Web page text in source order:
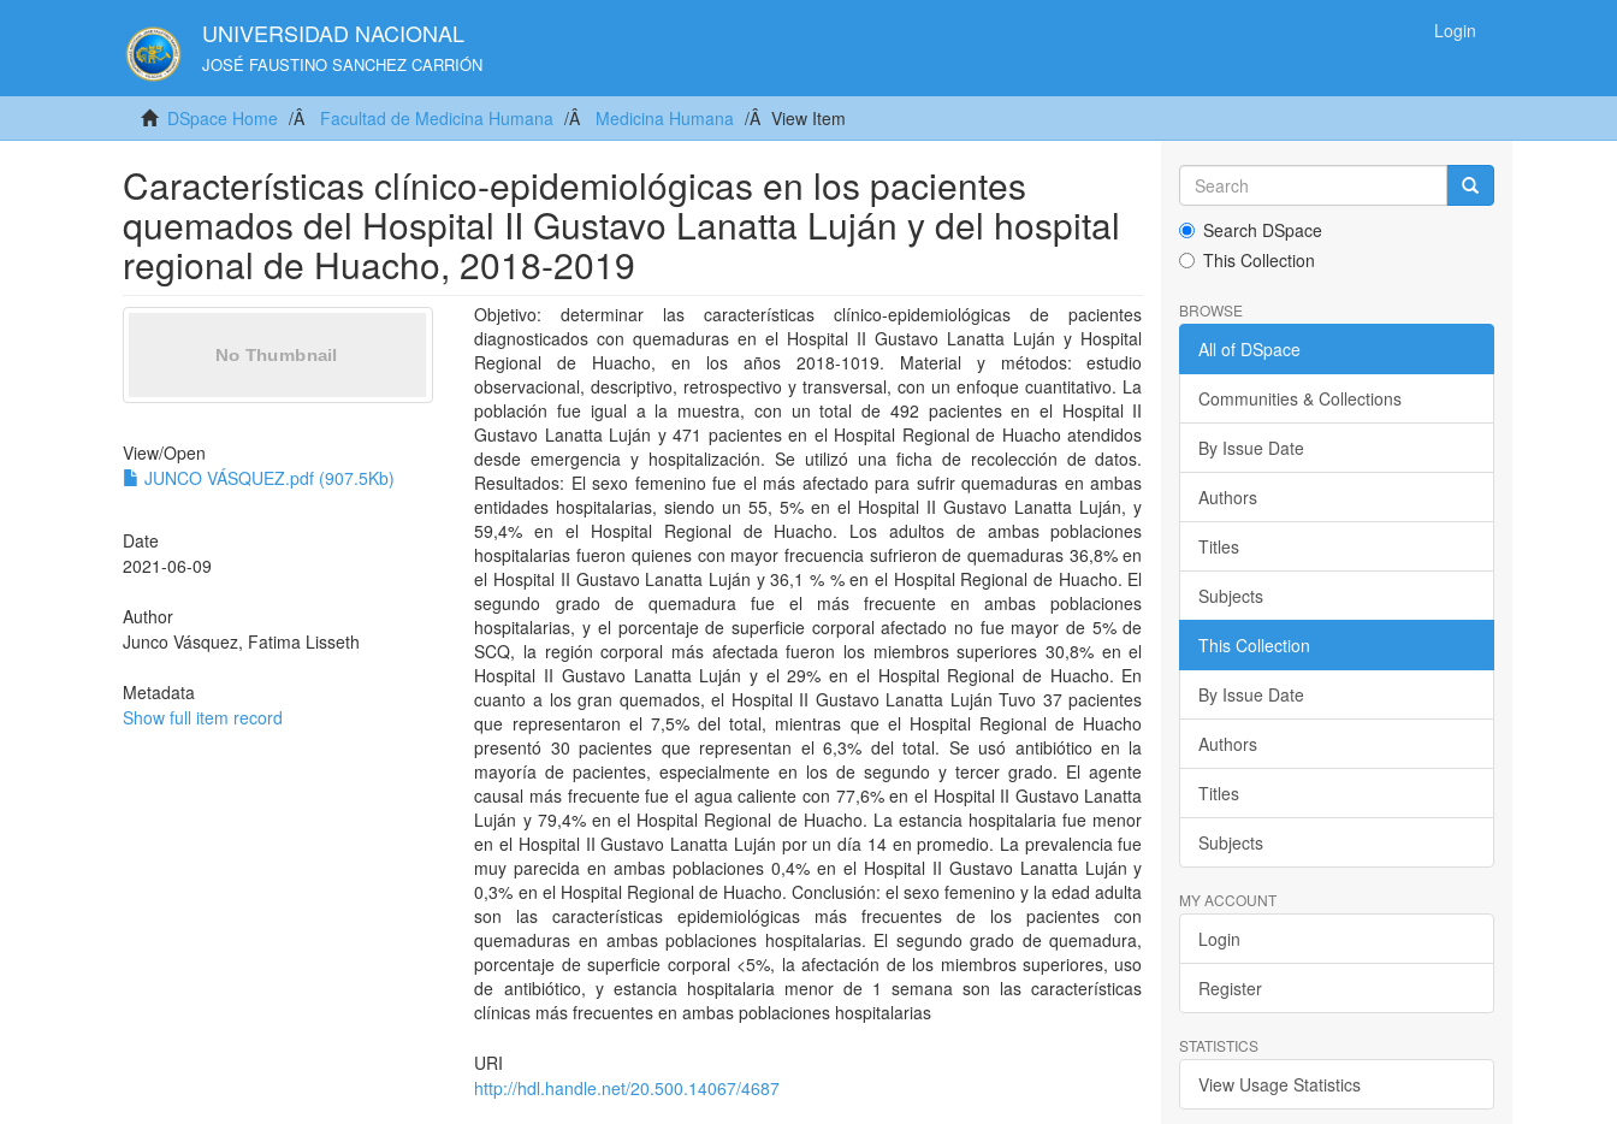
UNIVERSIDAD NACIONAL
JOSÉ FAUSTINO SANCHEZ CARRIÓN
Login
DSpace Home Facultad de Medicina Humana Medicina Humana View Item
Características clínico-epidemiológicas en los pacientes
quemados del Hospital II Gustavo Lanatta Luján y del hospital
regional de Huacho, 2018-2019
View/Open
JUNCO VÁSQUEZ.pdf (907.5Kb)
Date
2021-06-09
Author
Junco Vásquez, Fatima Lisseth
Metadata
Show full item record
Objetivo: determinar las características clínico-epidemiológicas de pacientes
diagnosticados con quemaduras en el Hospital II Gustavo Lanatta Luján y Hospital
Regional de Huacho, en los años 2018-1019. Material y métodos: estudio
observacional, descriptivo, retrospectivo y transversal, con un enfoque cuantitativo. La
población fue igual a la muestra, con un total de 492 pacientes en el Hospital II
Gustavo Lanatta Luján y 471 pacientes en el Hospital Regional de Huacho atendidos
desde emergencia y hospitalización. Se utilizó una ficha de recolección de datos.
Resultados: El sexo femenino fue el más afectado para sufrir quemaduras en ambas
entidades hospitalarias, siendo un 55, 5% en el Hospital II Gustavo Lanatta Luján, y
59,4% en el Hospital Regional de Huacho. Los adultos de ambas poblaciones
hospitalarias fueron quienes con mayor frecuencia sufrieron de quemaduras 36,8% en
el Hospital II Gustavo Lanatta Luján y 36,1 % % en el Hospital Regional de Huacho. El
segundo grado de quemadura fue el más frecuente en ambas poblaciones
hospitalarias, y el porcentaje de superficie corporal afectado no fue mayor de 5% de
SCQ, la región corporal más afectada fueron los miembros superiores 30,8% en el
Hospital II Gustavo Lanatta Luján y el 29% en el Hospital Regional de Huacho. En
cuanto a los gran quemados, el Hospital II Gustavo Lanatta Luján Tuvo 37 pacientes
que representaron el 7,5% del total, mientras que el Hospital Regional de Huacho
presentó 30 pacientes que representan el 6,3% del total. Se usó antibiótico en la
mayoría de pacientes, especialmente en los de segundo y tercer grado. El agente
causal más frecuente fue el agua caliente con 77,6% en el Hospital II Gustavo Lanatta
Luján y 79,4% en el Hospital Regional de Huacho. La estancia hospitalaria fue menor
en el Hospital II Gustavo Lanatta Luján por un día 14 en promedio. La prevalencia fue
muy parecida en ambas poblaciones 0,4% en el Hospital II Gustavo Lanatta Luján y
0,3% en el Hospital Regional de Huacho. Conclusión: el sexo femenino y la edad adulta
son las características epidemiológicas más frecuentes de los pacientes con
quemaduras en ambas poblaciones hospitalarias. El segundo grado de quemadura,
porcentaje de superficie corporal <5%, la afectación de los miembros superiores, uso
de antibiótico, y estancia hospitalaria menor de 1 semana son las características
clínicas más frecuentes en ambas poblaciones hospitalarias
URI
http://hdl.handle.net/20.500.14067/4687
Search DSpace
This Collection
BROWSE
All of DSpace
Communities & Collections
By Issue Date
Authors
Titles
Subjects
This Collection
By Issue Date
Authors
Titles
Subjects
MY ACCOUNT
Login
Register
STATISTICS
View Usage Statistics